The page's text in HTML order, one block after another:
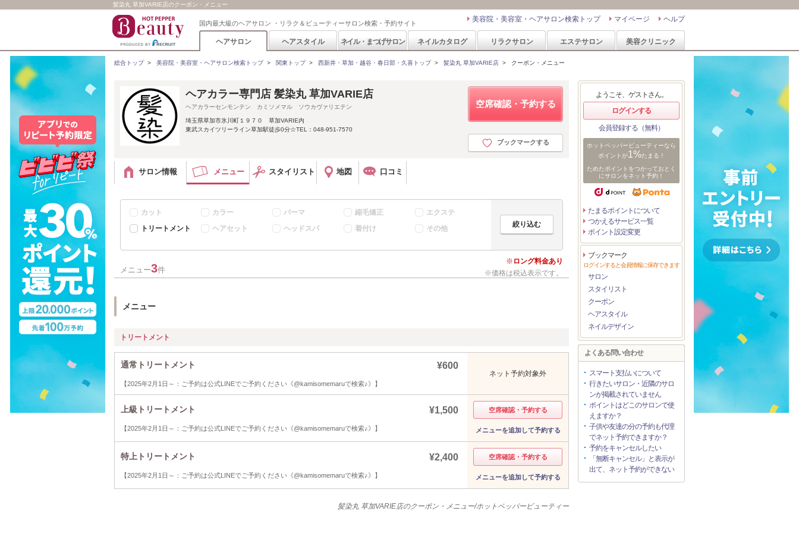
髪染丸 草加VARIE店のクーポン・メニュー
国内最大級のヘアサロン ・リラク＆ビューティーサロン検索・予約サイト ヘルプ
マイページ
美容院・美容室・ヘアサロン検索トップ
ヘアサロン ヘアスタイル ネイル・まつげサロン ネイルカタログ リラクサロン エステサロン 美容クリニック
総合トップ> 美容院・美容室・ヘアサロン検索トップ> 関東トップ> 西新井・草加・越谷・春日部・久喜トップ> 髪染丸 草加VARIE店 > クーポン・メニュー
空席確認・予約する
ブックマークする
ヘアカラー専門店 髪染丸 草加VARIE店
ヘアカラーセンモンテン カミソメマル ソウカヴァリエテン
埼玉県草加市氷川町１９７０ 草加VARIE内
東武スカイツリーライン草加駅徒歩0分☆TEL：048-951-7570
サロン情報 メニュー スタイリスト 地図 口コミ
カット カラー パーマ 縮毛矯正
エクステ
トリートメント
ヘアセット ヘッドスパ 着付け その他
ロング料金あり
価格は税込表示です。
メニュー3件
メニュー
トリートメント
通常トリートメント ¥600
【2025年2月1日～：ご予約は公式LINEでご予約ください《@kamisomemaruで検索♪》】
ネット予約対象外
上級トリートメント ¥1,500
【2025年2月1日～：ご予約は公式LINEでご予約ください《@kamisomemaruで検索♪》】
空席確認・予約する
メニューを追加して予約する
特上トリートメント ¥2,400
【2025年2月1日～：ご予約は公式LINEでご予約ください《@kamisomemaruで検索♪》】
空席確認・予約する
メニューを追加して予約する
髪染丸 草加VARIE店のクーポン・メニュー/ホットペッパービューティー
ようこそ、ゲストさん。
ログインする
会員登録する（無料）
ホットペッパービューティーなら
ポイントが1%たまる！
ためたポイントをつかっておとく
にサロンをネット予約！
たまるポイントについて
つかえるサービス一覧
ポイント設定変更
ブックマーク
ログインすると会員情報に保存できます
サロン
スタイリスト
クーポン
ヘアスタイル
ネイルデザイン
よくある問い合わせ
スマート支払いについて
行きたいサロン・近隣のサロ
ンが掲載されていません
ポイントはどこのサロンで使
えますか？
子供や友達の分の予約も代理
でネット予約できますか？
予約をキャンセルしたい
「無断キャンセル」と表示が
出て、ネット予約ができない